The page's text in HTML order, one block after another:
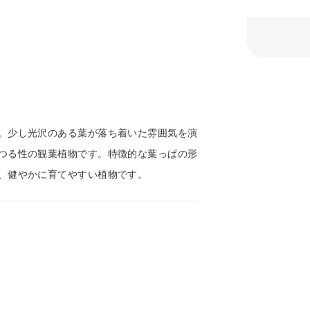
少し光沢のある葉が落ち着いた雰囲気を演
る性の観葉植物です。特徴的な葉っぱの形
やかに育てやすい植物です。